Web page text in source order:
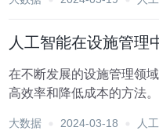
而，为了确保数据冷却系
人工智能在设施管理
在不断发展的设施管理领
高效率和降低成本的方法。 人工智能
式。 以下是人工智能影响
大数据 2024-03-18 人